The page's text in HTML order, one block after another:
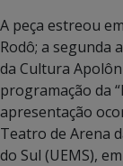
A peça estreou
Rodô; a segunda
da Cultura
programação da
apresentação
Teatro de Arena
do Sul (UEMS),